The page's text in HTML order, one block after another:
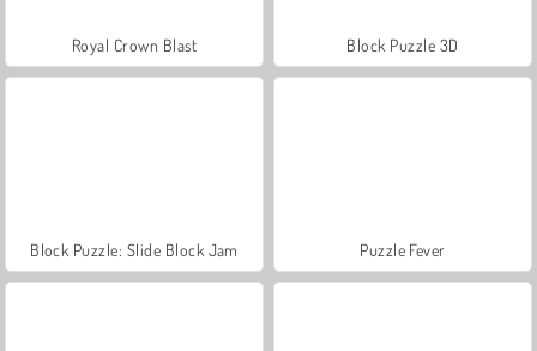
Royal Crown Blast Block Puzzle 3D
Block Puzzle: Slide Block Jam Puzzle Fever